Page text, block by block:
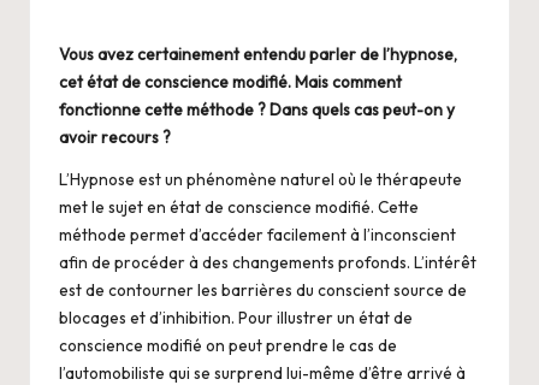
Vous avez certainement entendu parler del’hypnose,
cet état de conscience modifié. Mais comment
fonctionne cette méthode ? Dans quels cas peut-on y
avoir recours ?
L’Hypnose est un phénomène naturel où le thérapeute
met le sujet en état de conscience modifié. Cette
méthode permet d’accéder facilement à l’inconscient
afin de procéder à des changements profonds. L’intérêt
est de contourner les barrières du conscient source de
blocages et d’inhibition. Pour illustrer un état de
conscience modifié on peut prendre le cas de
l’automobiliste qui se surprend lui-même d’être arrivé à